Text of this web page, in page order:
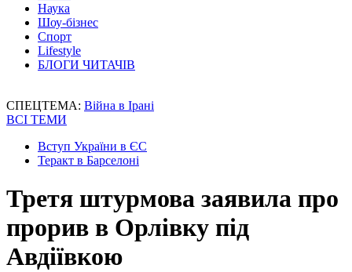
Наука
Шоу-бізнес
Спорт
Lifestyle
БЛОГИ ЧИТАЧІВ
СПЕЦТЕМА: Війна в Ірані
ВСІ ТЕМИ
Вступ України в ЄС
Теракт в Барселоні
Третя штурмова заявила про
прорив в Орлівку під
Авдіївкою